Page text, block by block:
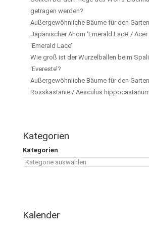
getragen werden?
Außergewöhnliche Bäume für den
Japanischer Ahorn ‘Emerald Lace’ /
‘Emerald Lace’
Wie groß ist der Wurzelballen beim
‘Evereste’?
Außergewöhnliche Bäume für den
Rosskastanie / Aesculus hippocastanum
Kategorien
Kategorien
Kalender